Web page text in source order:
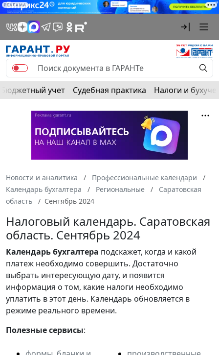
РЕКЛАМА
Бюджетный учет Судебная практика Налоги и
Новости и аналитика
Профессиональные календари
Календарь бухгалтера
Региональные
Саратовская
область
Сентябрь 2024
Налоговый календарь. Саратовская
область. Сентябрь 2024
Календарьбухгалтера подскажет, когда и какой
платеж необходимо совершить. Достаточно
выбрать интересующую дату, и появится
информация о том, какие налоги необходимо
уплатить в этот день. Календарь обновляется в
режиме реального времени.
Полезные сервисы: